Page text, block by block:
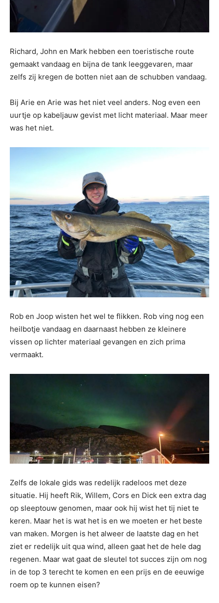
Richard, John en Mark hebben een toeristische route
gemaakt vandaag en bijna de tank leeggevaren, maar
zelfs zij kregen de botten niet aan de schubben vandaag.
Bij Arie en Arie was het niet veel anders. Nog even een
uurtje op kabeljauw gevist met licht materiaal. Maar meer
was het niet.
Rob en Joop wisten het wel te flikken. Rob ving nog een
heilbotje vandaag en daarnaast hebben ze kleinere
vissen op lichter materiaal gevangen en zich prima
vermaakt.
Zelfs de lokale gids was redelijk radeloos met deze
situatie. Hij heeft Rik, Willem, Cors en Dick een extra dag
op sleeptouw genomen, maar ook hij wist het tij niet te
keren. Maar het is wat het is en we moeten er het beste
van maken. Morgen is het alweer de laatste dag en het
ziet er redelijk uit qua wind, alleen gaat het de hele dag
regenen. Maar wat gaat de sleutel tot succes zijn om nog
in de top 3 terecht te komen en een prijs en de eeuwige
roem op te kunnen eisen?